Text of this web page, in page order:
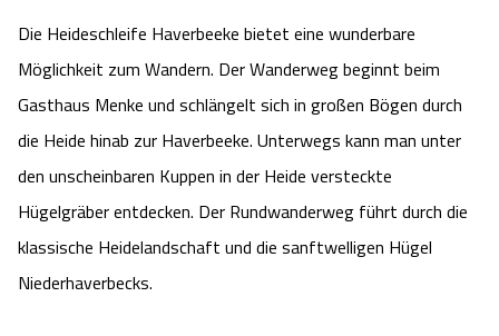
Blog
Barriere­freiheits-Einstell­ungen
Hoher Kontrast Modus:
Schriftgröße:
Die Heideschleife Haverbeeke bietet eine wunderbare
Möglichkeit zum Wandern. Der Wanderweg beginnt beim
Gasthaus Menke und schlängelt sich in großen Bögen durch
die Heide hinab zur Haverbeeke. Unterwegs kann man unter
den unscheinbaren Kuppen in der Heide versteckte
Hügelgräber entdecken. Der Rundwanderweg führt durch die
klassische Heidelandschaft und die sanftwelligen Hügel
Niederhaverbecks.